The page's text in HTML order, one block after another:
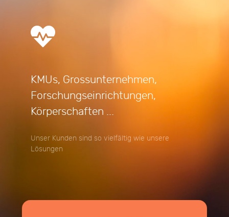
KMUs, Grossunternehmen,
Forschungseinrichtungen,
Körperschaften ...
Unser Kunden sind so vielfältig wie unsere
Lösungen